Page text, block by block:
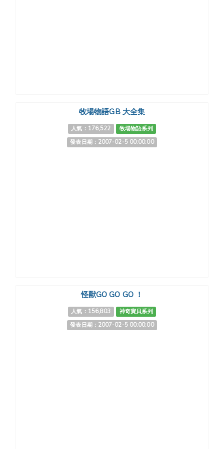
牧場物語GB 大全集
人氣：176,522
牧場物語系列
發表日期：2007-02-5 00:00:00
怪獸GO GO GO ！
人氣：156,803
神奇寶貝系列
發表日期：2007-02-5 00:00:00